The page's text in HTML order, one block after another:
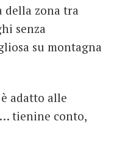
della zona tra
senza
su montagna
adatto alle
tienine conto,